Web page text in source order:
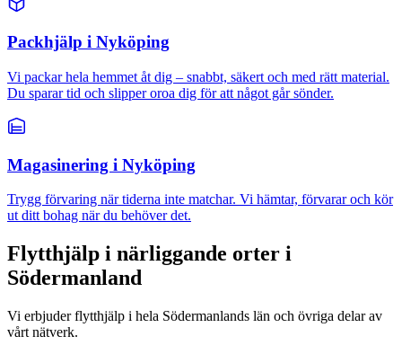
Packhjälp i Nyköping
Vi packar hela hemmet åt dig – snabbt, säkert och med rätt material.
Du sparar tid och slipper oroa dig för att något går sönder.
Magasinering i Nyköping
Trygg förvaring när tiderna inte matchar. Vi hämtar, förvarar och kör
ut ditt bohag när du behöver det.
Flytthjälp i närliggande orter i
Södermanland
Vi erbjuder flytthjälp i hela Södermanlands län och övriga delar av
vårt nätverk.